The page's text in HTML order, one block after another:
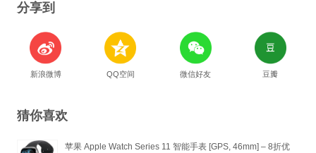
分享到
新浪微博 QQ空间 微信好友 豆瓣
猜你喜欢
苹果 Apple Watch Series 11 智能手表 [GPS, 46mm] – 8折优